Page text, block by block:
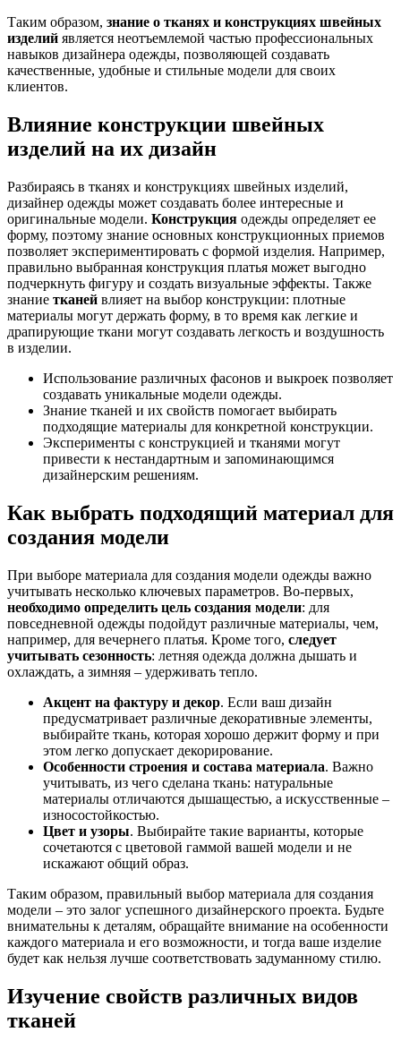
Таким образом, знание о тканях и конструкциях швейных
изделий является неотъемлемой частью профессиональных
навыков дизайнера одежды, позволяющей создавать
качественные, удобные и стильные модели для своих
клиентов.
Влияние конструкции швейных
изделий на их дизайн
Разбираясь в тканях и конструкциях швейных изделий,
дизайнер одежды может создавать более интересные и
оригинальные модели. Конструкция одежды определяет ее
форму, поэтому знание основных конструкционных приемов
позволяет экспериментировать с формой изделия. Например,
правильно выбранная конструкция платья может выгодно
подчеркнуть фигуру и создать визуальные эффекты. Также
знание тканей влияет на выбор конструкции: плотные
материалы могут держать форму, в то время как легкие и
драпирующие ткани могут создавать легкость и воздушность
в изделии.
Использование различных фасонов и выкроек позволяет
создавать уникальные модели одежды.
Знание тканей и их свойств помогает выбирать
подходящие материалы для конкретной конструкции.
Эксперименты с конструкцией и тканями могут
привести к нестандартным и запоминающимся
дизайнерским решениям.
Как выбрать подходящий материал для
создания модели
При выборе материала для создания модели одежды важно
учитывать несколько ключевых параметров. Во-первых,
необходимо определить цель создания модели: для
повседневной одежды подойдут различные материалы, чем,
например, для вечернего платья. Кроме того, следует
учитывать сезонность: летняя одежда должна дышать и
охлаждать, а зимняя – удерживать тепло.
Акцент на фактуру и декор. Если ваш дизайн
предусматривает различные декоративные элементы,
выбирайте ткань, которая хорошо держит форму и при
этом легко допускает декорирование.
Особенности строения и состава материала. Важно
учитывать, из чего сделана ткань: натуральные
материалы отличаются дышащестью, а искусственные –
износостойкостью.
Цвет и узоры. Выбирайте такие варианты, которые
сочетаются с цветовой гаммой вашей модели и не
искажают общий образ.
Таким образом, правильный выбор материала для создания
модели – это залог успешного дизайнерского проекта. Будьте
внимательны к деталям, обращайте внимание на особенности
каждого материала и его возможности, и тогда ваше изделие
будет как нельзя лучше соответствовать задуманному стилю.
Изучение свойств различных видов
тканей